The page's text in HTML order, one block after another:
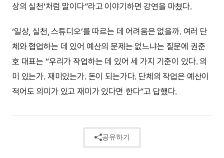
상의 실천’처럼 말이다”라고 이야기하면 강연을 마쳤다.
‘일상, 실천, 스튜디오’를 따르는 데 어려움은 없을까. 여러 단
체와 협업하는 데 있어 예산의 문제는 없느냐는 질문에 권준
호 대표는 “우리가 작업하는 데 있어 세 가지 기준이 있다. 의
미 있는가. 재미있는가. 돈이 되는가다. 단체의 작업은 예산이
적어도 의미가 있고 재미가 있다면 한다”고 답했다.
공유하기